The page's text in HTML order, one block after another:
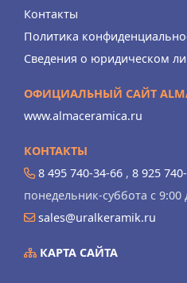
Контакты
Политика
Сведения о юридическом
ОФИЦИАЛЬНЫЙ САЙТ ALMA
www.almaceramica.ru
КОНТАКТЫ
8 495 740-34-66 , 8 925
понедельник-суббота с 9:00
sales@uralkeramik.ru
КАРТА САЙТА